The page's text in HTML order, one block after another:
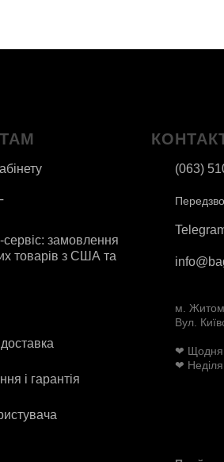
замовлення
товарів з США та
і гарантія
(063)
м.
Вул.
❤ Щодня
❤